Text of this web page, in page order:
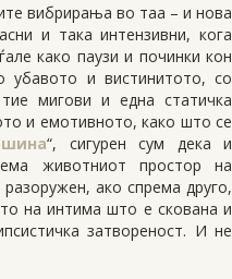
вибрирања во таа – и нова
и така интензивни, кога
како паузи и починки кон
убавото и вистинитото, со
мигови и една статичка
и емотивното, како што се
“, сигурен сум дека и
животниот простор на
ако спрема друго,
на интима што е скована и
затвореност. И не